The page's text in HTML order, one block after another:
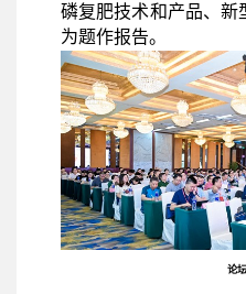
磷复肥技术和产品、新
为题作报告。
论